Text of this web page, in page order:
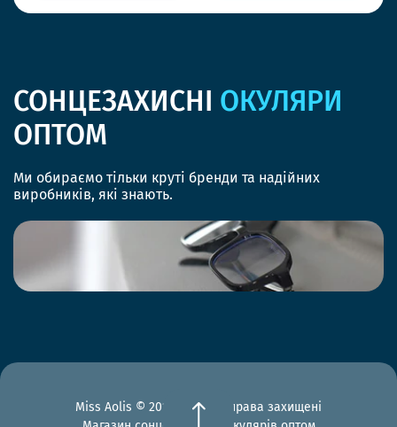
СОНЦЕЗАХИСНІ ОКУЛЯРИ
ОПТОМ
Ми обираємо тільки круті бренди та надійних
виробників, які знають.
Miss Aolis © 2012-2026 Всі права захищені